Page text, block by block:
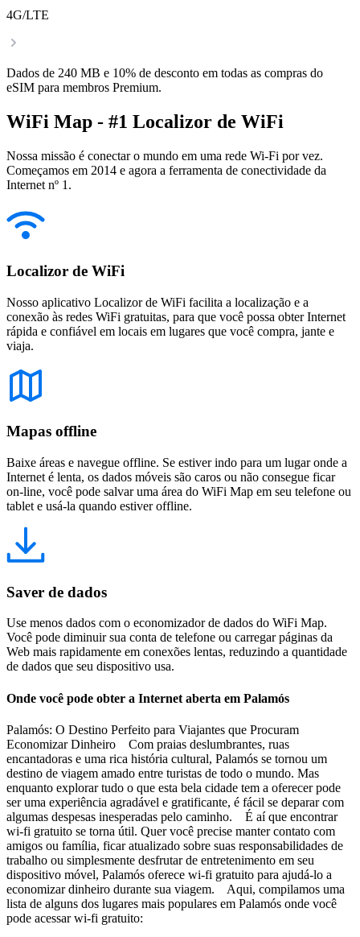
4G/LTE
Dados de 240 MB e 10% de desconto em todas as compras do
eSIM para membros Premium.
WiFi Map - #1 Localizor de WiFi
Nossa missão é conectar o mundo em uma rede Wi-Fi por vez.
Começamos em 2014 e agora a ferramenta de conectividade da
Internet nº 1.
Localizor de WiFi
Nosso aplicativo Localizor de WiFi facilita a localização e a
conexão às redes WiFi gratuitas, para que você possa obter Internet
rápida e confiável em locais em lugares que você compra, jante e
viaja.
Mapas offline
Baixe áreas e navegue offline. Se estiver indo para um lugar onde a
Internet é lenta, os dados móveis são caros ou não consegue ficar
on-line, você pode salvar uma área do WiFi Map em seu telefone ou
tablet e usá-la quando estiver offline.
Saver de dados
Use menos dados com o economizador de dados do WiFi Map.
Você pode diminuir sua conta de telefone ou carregar páginas da
Web mais rapidamente em conexões lentas, reduzindo a quantidade
de dados que seu dispositivo usa.
Onde você pode obter a Internet aberta em Palamós
Palamós: O Destino Perfeito para Viajantes que Procuram
Economizar Dinheiro Com praias deslumbrantes, ruas
encantadoras e uma rica história cultural, Palamós se tornou um
destino de viagem amado entre turistas de todo o mundo. Mas
enquanto explorar tudo o que esta bela cidade tem a oferecer pode
ser uma experiência agradável e gratificante, é fácil se deparar com
algumas despesas inesperadas pelo caminho. É aí que encontrar
wi-fi gratuito se torna útil. Quer você precise manter contato com
amigos ou família, ficar atualizado sobre suas responsabilidades de
trabalho ou simplesmente desfrutar de entretenimento em seu
dispositivo móvel, Palamós oferece wi-fi gratuito para ajudá-lo a
economizar dinheiro durante sua viagem. Aqui, compilamos uma
lista de alguns dos lugares mais populares em Palamós onde você
pode acessar wi-fi gratuito: